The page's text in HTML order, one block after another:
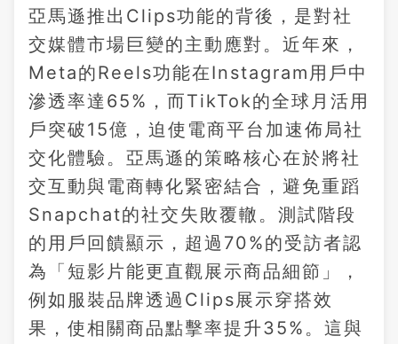
亞馬遜推出Clips功能的背後，是對社
交媒體市場巨變的主動應對。近年來，
Meta的Reels功能在Instagram用戶中
滲透率達65%，而TikTok的全球月活用
戶突破15億，迫使電商平台加速佈局社
交化體驗。亞馬遜的策略核心在於將社
交互動與電商轉化緊密結合，避免重蹈
Snapchat的社交失敗覆轍。測試階段
的用戶回饋顯示，超過70%的受訪者認
為「短影片能更直觀展示商品細節」，
例如服裝品牌透過Clips展示穿搭效
果，使相關商品點擊率提升35%。這與